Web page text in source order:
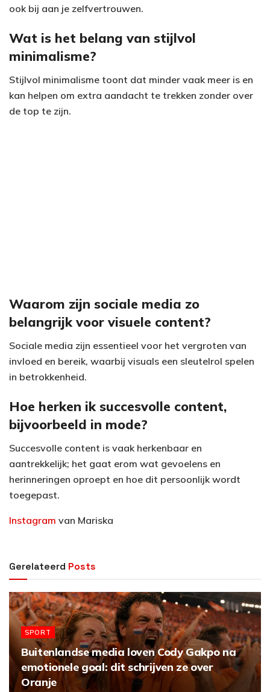
ook bij aan je zelfvertrouwen.
Wat is het belang van stijlvol
minimalisme?
Stijlvol minimalisme toont dat minder vaak meer is en
kan helpen om extra aandacht te trekken zonder over
de top te zijn.
Waarom zijn sociale media zo
belangrijk voor visuele content?
Sociale media zijn essentieel voor het vergroten van
invloed en bereik, waarbij visuals een sleutelrol spelen
in betrokkenheid.
Hoe herken ik succesvolle content,
bijvoorbeeld in mode?
Succesvolle content is vaak herkenbaar en
aantrekkelijk; het gaat erom wat gevoelens en
herinneringen oproept en hoe dit persoonlijk wordt
toegepast.
Instagram van Mariska
Gerelateerd Posts
SPORT
Buitenlandse media loven Cody Gakpo na
emotionele goal: dit schrijven ze over
Oranje